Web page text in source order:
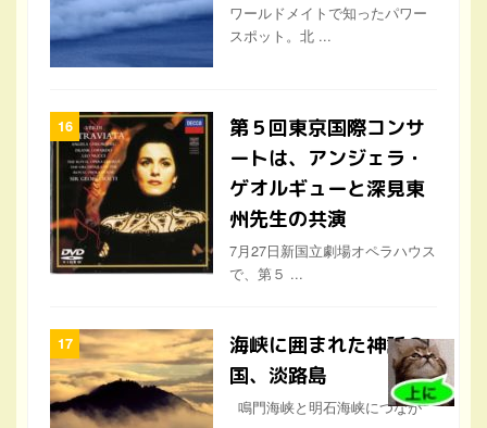
ワールドメイトで知ったパワー
スポット。北 ...
第５回東京国際コンサ
ートは、アンジェラ・
ゲオルギューと深見東
州先生の共演
7月27日新国立劇場オペラハウス
で、第５ ...
海峡に囲まれた神話の
国、淡路島
鳴門海峡と明石海峡につなが